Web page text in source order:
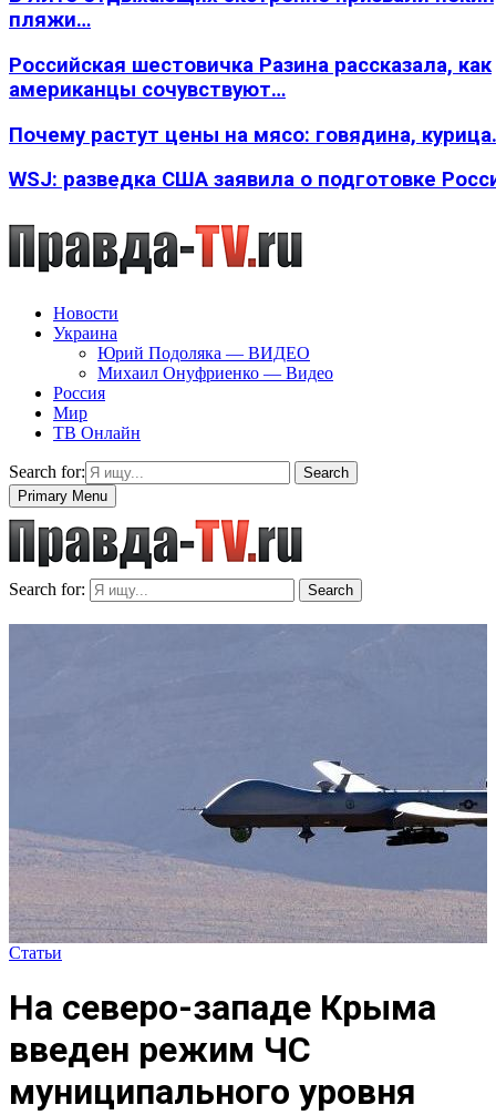
пляжи…
Российская шестовичка Разина рассказала, как
американцы сочувствуют…
Почему растут цены на мясо: говядина,
WSJ: разведка США заявила о подготовке
Новости
Украина
Юрий Подоляка — ВИДЕО
Михаил Онуфриенко — Видео
Россия
Мир
ТВ Онлайн
Search for:
Search
Primary Menu
Search for: Search
Статьи
На северо-западе Крыма
введен режим ЧС
муниципального уровня